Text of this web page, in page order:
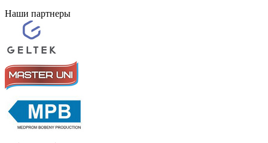
Наши партнеры